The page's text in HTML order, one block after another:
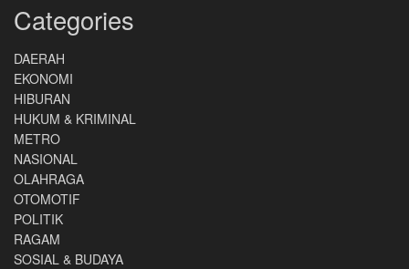
Categories
DAERAH
EKONOMI
HIBURAN
HUKUM & KRIMINAL
METRO
NASIONAL
OLAHRAGA
OTOMOTIF
POLITIK
RAGAM
SOSIAL & BUDAYA